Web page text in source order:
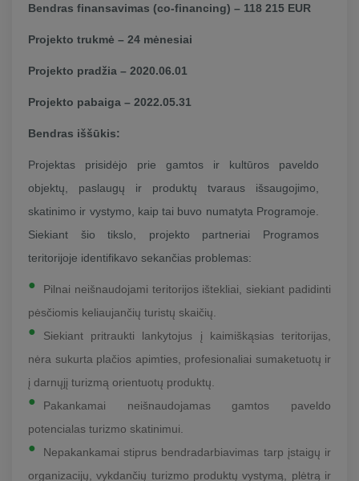
Bendras finansavimas (co-financing) – 118 215 EUR
Projekto trukmė – 24 mėnesiai
Projekto pradžia – 2020.06.01
Projekto pabaiga – 2022.05.31
Bendras iššūkis:
Projektas prisidėjo prie gamtos ir kultūros paveldo
objektų, paslaugų ir produktų tvaraus išsaugojimo,
skatinimo ir vystymo, kaip tai buvo numatyta Programoje.
Siekiant šio tikslo, projekto partneriai Programos
teritorijoje identifikavo sekančias problemas:
Pilnai neišnaudojami teritorijos ištekliai, siekiant padidinti
pėsčiomis keliaujančių turistų skaičių.
Siekiant pritraukti lankytojus į kaimiškąsias teritorijas,
nėra sukurta plačios apimties, profesionaliai sumaketuotų ir
į darnųjį turizmą orientuotų produktų.
Pakankamai neišnaudojamas gamtos paveldo
potencialas turizmo skatinimui.
Nepakankamai stiprus bendradarbiavimas tarp įstaigų ir
organizacijų, vykdančių turizmo produktų vystymą, plėtrą ir